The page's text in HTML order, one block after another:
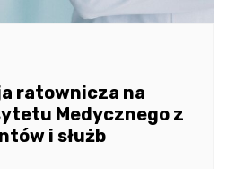
ratownicza na
Medycznego z
i służb